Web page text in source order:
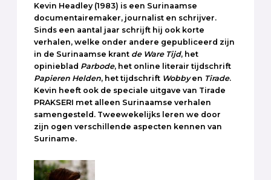
Kevin Headley (1983) is een Surinaamse
documentairemaker, journalist en schrijver.
Sinds een aantal jaar schrijft hij ook korte
verhalen, welke onder andere gepubliceerd zijn
in de Surinaamse krant de Ware Tijd, het
opinieblad Parbode, het online literair tijdschrift
Papieren Helden, het tijdschrift Wobbyen Tirade.
Kevin heeft ook de speciale uitgave van Tirade
PRAKSERI met alleen Surinaamse verhalen
samengesteld. Tweewekelijks leren we door
zijn ogen verschillende aspecten kennen van
Suriname.